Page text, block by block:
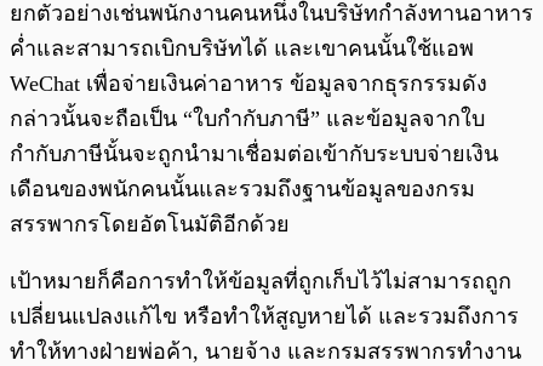
ยกตัวอย่างเช่นพนักงานคนหนึ่งในบริษัทกำลังทานอาหาร
ค่ำและสามารถเบิกบริษัทได้ และเขาคนนั้นใช้แอพ
WeChat เพื่อจ่ายเงินค่าอาหาร ข้อมูลจากธุรกรรมดัง
กล่าวนั้นจะถือเป็น “ใบกำกับภาษี” และข้อมูลจากใบ
กำกับภาษีนั้นจะถูกนำมาเชื่อมต่อเข้ากับระบบจ่ายเงิน
เดือนของพนักคนนั้นและรวมถึงฐานข้อมูลของกรม
สรรพากรโดยอัตโนมัติอีกด้วย
เป้าหมายก็คือการทำให้ข้อมูลที่ถูกเก็บไว้ไม่สามารถถูก
เปลี่ยนแปลงแก้ไข หรือทำให้สูญหายได้ และรวมถึงการ
ทำให้ทางฝ่ายพ่อค้า, นายจ้าง และกรมสรรพากรทำงาน